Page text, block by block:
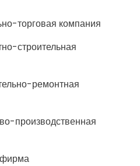
торговая компания
строительная
ремонтная
производственная
фирма